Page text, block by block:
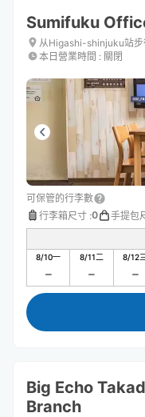
Sumifuku
从Higashi-shinjuku站步
本日營業時間 : 關閉
可保管的行李數
行李箱尺寸 :0 手提包
8/10一 8/11二 8/12
Big Echo
Branch